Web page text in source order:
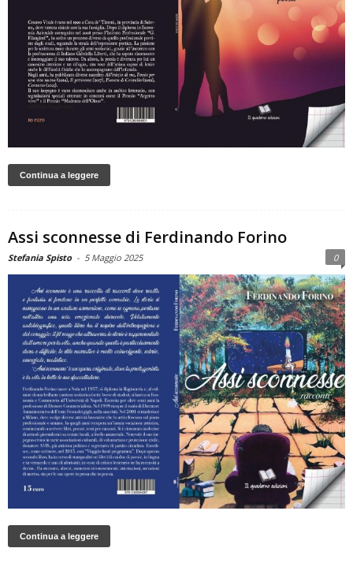
Continua a leggere
Assi sconnesse di Ferdinando Forino
Stefania Spisto - 5 Maggio 2025 0
Continua a leggere